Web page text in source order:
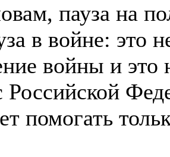
пауза на
в войне: это
войны и это
Российской
помогать